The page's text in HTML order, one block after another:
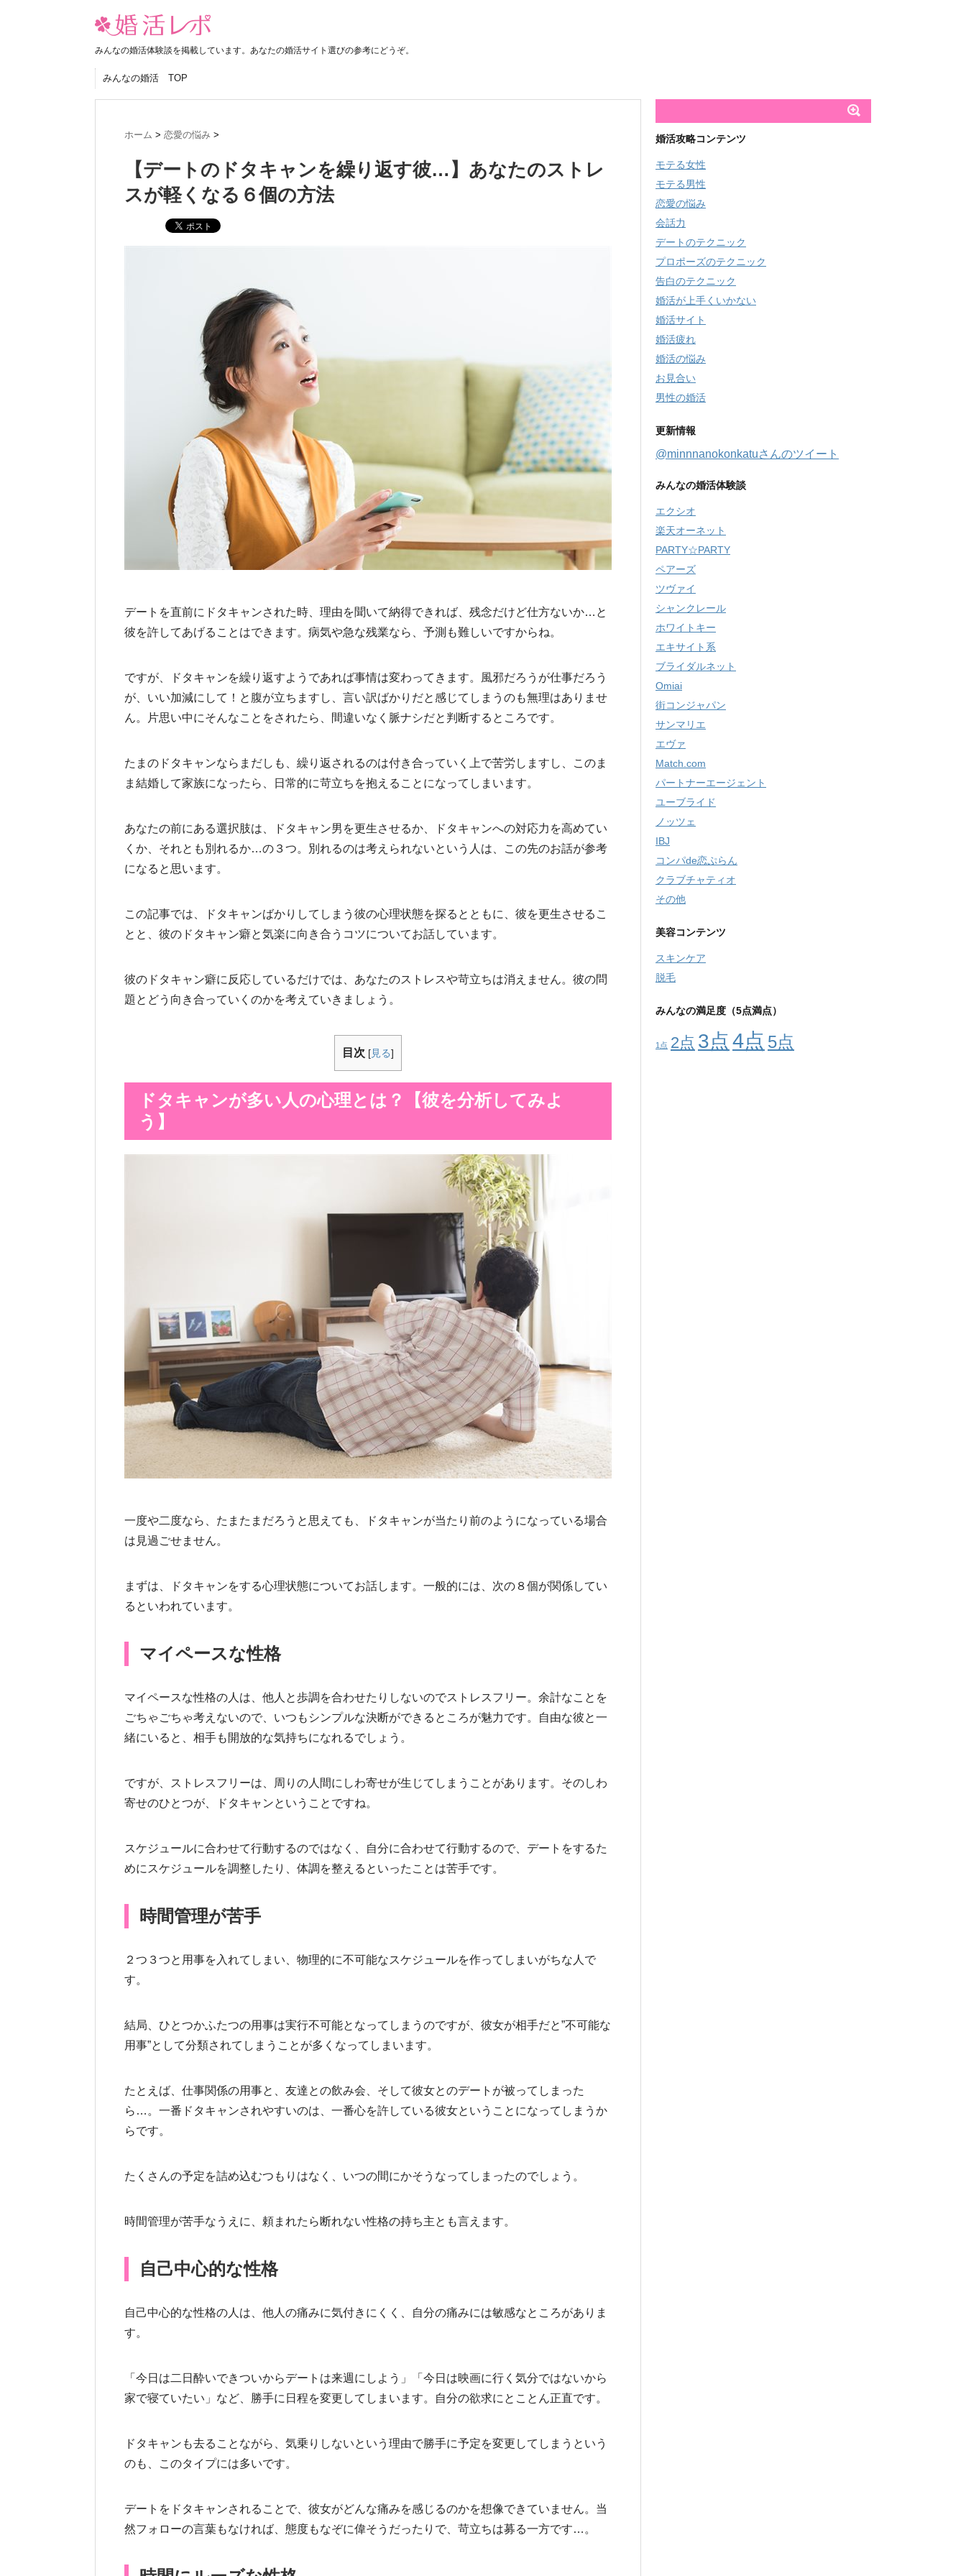
みんなの婚活体験談を掲載しています。あなたの婚活サイト選びの参考にどうぞ。
みんなの婚活 TOP
ホーム > 恋愛の悩み >
【デートのドタキャンを繰り返す彼…】あなたのストレ
スが軽くなる６個の方法
デートを直前にドタキャンされた時、理由を聞いて納得できれば、残念だけど仕方ないか…と
彼を許してあげることはできます。病気や急な残業なら、予測も難しいですからね。
ですが、ドタキャンを繰り返すようであれば事情は変わってきます。風邪だろうが仕事だろう
が、いい加減にして！と腹が立ちますし、言い訳ばかりだと感じてしまうのも無理はありませ
ん。片思い中にそんなことをされたら、間違いなく脈ナシだと判断するところです。
たまのドタキャンならまだしも、繰り返されるのは付き合っていく上で苦労しますし、このま
ま結婚して家族になったら、日常的に苛立ちを抱えることになってしまいます。
あなたの前にある選択肢は、ドタキャン男を更生させるか、ドタキャンへの対応力を高めてい
くか、それとも別れるか…の３つ。別れるのは考えられないという人は、この先のお話が参考
になると思います。
この記事では、ドタキャンばかりしてしまう彼の心理状態を探るとともに、彼を更生させるこ
とと、彼のドタキャン癖と気楽に向き合うコツについてお話しています。
彼のドタキャン癖に反応しているだけでは、あなたのストレスや苛立ちは消えません。彼の問
題とどう向き合っていくのかを考えていきましょう。
目次 [見る]
ドタキャンが多い人の心理とは？【彼を分析してみよ
う】
一度や二度なら、たまたまだろうと思えても、ドタキャンが当たり前のようになっている場合
は見過ごせません。
まずは、ドタキャンをする心理状態についてお話します。一般的には、次の８個が関係してい
るといわれています。
マイペースな性格
マイペースな性格の人は、他人と歩調を合わせたりしないのでストレスフリー。余計なことを
ごちゃごちゃ考えないので、いつもシンプルな決断ができるところが魅力です。自由な彼と一
緒にいると、相手も開放的な気持ちになれるでしょう。
ですが、ストレスフリーは、周りの人間にしわ寄せが生じてしまうことがあります。そのしわ
寄せのひとつが、ドタキャンということですね。
スケジュールに合わせて行動するのではなく、自分に合わせて行動するので、デートをするた
めにスケジュールを調整したり、体調を整えるといったことは苦手です。
時間管理が苦手
２つ３つと用事を入れてしまい、物理的に不可能なスケジュールを作ってしまいがちな人で
す。
結局、ひとつかふたつの用事は実行不可能となってしまうのですが、彼女が相手だと”不可能な
用事”として分類されてしまうことが多くなってしまいます。
たとえば、仕事関係の用事と、友達との飲み会、そして彼女とのデートが被ってしまった
ら…。一番ドタキャンされやすいのは、一番心を許している彼女ということになってしまうか
らです。
たくさんの予定を詰め込むつもりはなく、いつの間にかそうなってしまったのでしょう。
時間管理が苦手なうえに、頼まれたら断れない性格の持ち主とも言えます。
自己中心的な性格
自己中心的な性格の人は、他人の痛みに気付きにくく、自分の痛みには敏感なところがありま
す。
「今日は二日酔いできついからデートは来週にしよう」「今日は映画に行く気分ではないから
家で寝ていたい」など、勝手に日程を変更してしまいます。自分の欲求にとことん正直です。
ドタキャンも去ることながら、気乗りしないという理由で勝手に予定を変更してしまうという
のも、このタイプには多いです。
デートをドタキャンされることで、彼女がどんな痛みを感じるのかを想像できていません。当
然フォローの言葉もなければ、態度もなぞに偉そうだったりで、苛立ちは募る一方です…。
婚活攻略コンテンツ
モテる女性
モテる男性
恋愛の悩み
会話力
デートのテクニック
プロポーズのテクニック
告白のテクニック
婚活が上手くいかない
婚活サイト
婚活疲れ
婚活の悩み
お見合い
男性の婚活
更新情報
@minnnanokonkatuさんのツイート
みんなの婚活体験談
エクシオ
楽天オーネット
PARTY☆PARTY
ペアーズ
ツヴァイ
シャンクレール
ホワイトキー
エキサイト系
ブライダルネット
Omiai
街コンジャパン
サンマリエ
エヴァ
Match.com
パートナーエージェント
ユーブライド
ノッツェ
IBJ
コンパde恋ぷらん
クラブチャティオ
その他
美容コンテンツ
スキンケア
脱毛
みんなの満足度（5点満点）
1点 2点 3点4点 5点